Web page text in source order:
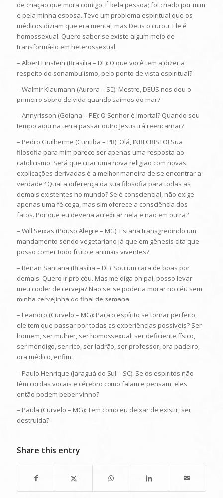
de criação que mora comigo. É bela pessoa; foi criado por mim
e pela minha esposa. Teve um problema espiritual que os
médicos diziam que era mental, mas Deus o curou. Ele é
homossexual. Quero saber se existe algum meio de
transformá-lo em heterossexual.
– Albert Einstein (Brasília – DF): O que você tem a dizer a
respeito do sonambulismo, pelo ponto de vista espiritual?
– Walmir Klaumann (Aurora – SC): Mestre, DEUS nos deu o
primeiro sopro de vida quando saímos do mar?
– Annyrisson (Goiana – PE): O Senhor é imortal? Quando seu
tempo aqui na terra passar outro Jesus irá reencarnar?
– Pedro Guilherme (Curitiba – PR): Olá, INRI CRISTO! Sua
filosofia para mim parece ser apenas uma resposta ao
catolicismo. Será que criar uma nova religião com novas
explicações derivadas é a melhor maneira de se encontrar a
verdade? Qual a diferença da sua filosofia para todas as
demais existentes no mundo? Se é consciencial, não exige
apenas uma fé cega, mas sim oferece a consciência dos
fatos. Por que eu deveria acreditar nela e não em outra?
– Will Seixas (Pouso Alegre – MG): Estaria transgredindo um
mandamento sendo vegetariano já que em gênesis cita que
posso comer todo fruto e animais viventes?
– Renan Santana (Brasília – DF): Sou um cara de boas por
demais. Quero ir pro céu. Mas me diga oh pai, posso levar
meu cooler de cerveja? Não sei se poderia morar no céu sem
minha cervejinha do final de semana.
– Leandro (Curvelo – MG): Para o espírito se tornar perfeito,
ele tem que passar por todas as experiências possíveis? Ser
homem, ser mulher, ser homossexual, ser deficiente físico,
ser mendigo, ser rico, ser ladrão, ser professor, ora padeiro,
ora médico, enfim.
– Paulo Henrique (Jaraguá do Sul – SC): Se os espíritos não
têm cordas vocais e cérebro como falam e pensam, eles
então podem beber vinho?
– Paula (Curvelo – MG): Tem como eu deixar de existir, ser
destruída?
Share this entry